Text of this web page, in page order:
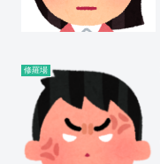
修羅場